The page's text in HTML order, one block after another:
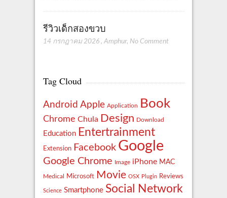
รีวิวเด็กสองขวบ
14 กรกฎาคม 2026 , Amphur, No Comment
Tag Cloud
Android Apple Application Book
Chrome Chula Design Download
Education Entertrainment
Extension Facebook Google
Google Chrome Image iPhone MAC
Medical Microsoft Movie OSX Plugin Reviews
Science Smartphone Social Network